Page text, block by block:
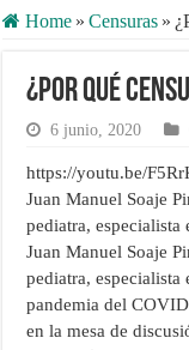
Home » Censuras »
¿Por qué
6 junio, 2020
https://youtu.be/
Juan Manuel Soaje
pediatra, especialista
Juan Manuel Soaje
pediatra, especialista
pandemia del
en la mesa de